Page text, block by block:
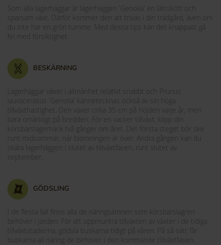
Som alla lagerhäggar är lagerhäggen 'Genolia' en lättskött och
sparsam växt. Därför kommer den att trivas i din trädgård, även om
du inte har en grön tumme. Med dessa tips kan det knappast gå
fel med försiktighet:
BESKÄRNING
Lagerhäggar växer i allmänhet relativt snabbt och Prunus
laurocerasus 'Genolia' kännetecknas också av sin höga
tillväxthastighet. Den växer cirka 35 cm på höjden varje år, men
bara omärkligt på bredden. För en vacker tillväxt, klipp din
körsbärslagerhäck två gånger om året. Det första steget bör ske
runt midsommar, när blomningen är över. Andra gången kan du
skära lagerhäggen i slutet av tillväxtfasen, runt slutet av
september.
GÖDSLING
I de flesta fall finns alla de näringsämnen som körsbärslagren
behöver i jorden. För att uppmuntra tillväxten av växter i de tidiga
tillväxtstadierna, gödsla buskarna tidigt på våren. På så sätt får
buskarna all näring de behöver i den kommande tillväxtfasen.